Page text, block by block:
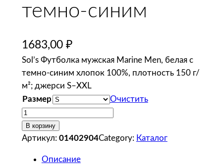
темно-синим
1683,00 ₽
Sol’s Футболка мужская Marine Men, белая с
темно-синим хлопок 100%, плотность 150 г/
м²; джерси S–XXL
Размер
Очистить
К
о
л
В корзину
Артикул: 01402904Category: Каталог
Описание